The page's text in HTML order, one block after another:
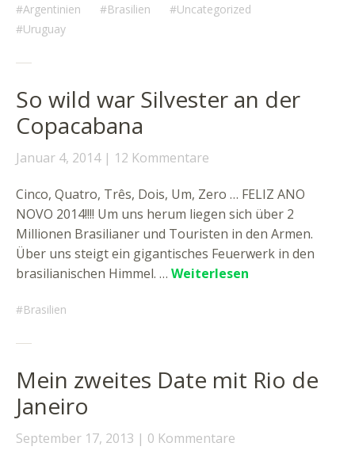
Argentinien Brasilien
Uncategorized
Uruguay
So wild war Silvester an der
Copacabana
Januar 4, 2014 12 Kommentare
Cinco, Quatro, Três, Dois, Um, Zero … FELIZ ANO
NOVO 2014!!!! Um uns herum liegen sich über 2
Millionen Brasilianer und Touristen in den Armen.
Über uns steigt ein gigantisches Feuerwerk in den
brasilianischen Himmel. … Weiterlesen
Brasilien
Mein zweites Date mit Rio de
Janeiro
September 17, 2013 0 Kommentare